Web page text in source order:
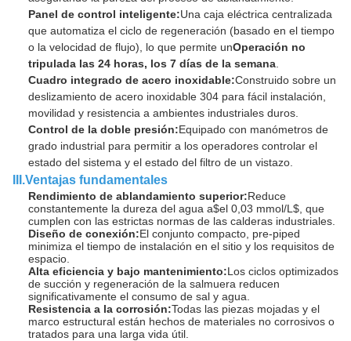
Panel de control inteligente:Una caja eléctrica centralizada
que automatiza el ciclo de regeneración (basado en el tiempo
o la velocidad de flujo), lo que permite unOperación no
tripulada las 24 horas, los 7 días de la semana
Cuadro integrado de acero inoxidable:Construido sobre un
deslizamiento de acero inoxidable 304 para fácil instalación,
movilidad y resistencia a ambientes industriales duros.
Control de la doble presión:Equipado con manómetros de
grado industrial para permitir a los operadores controlar el
estado del sistema y el estado del filtro de un vistazo.
III.Ventajas fundamentales
Rendimiento de ablandamiento superior:Reduce
constantemente la dureza del agua a$el 0,03 mmol/L$ , que
cumplen con las estrictas normas de las calderas industriales.
Diseño de conexión:El conjunto compacto, pre-piped
minimiza el tiempo de instalación en el sitio y los requisitos de
espacio.
Alta eficiencia y bajo mantenimiento:Los ciclos optimizados
de succión y regeneración de la salmuera reducen
significativamente el consumo de sal y agua.
Resistencia a la corrosión:Todas las piezas mojadas y el
marco estructural están hechos de materiales no corrosivos o
tratados para una larga vida útil.